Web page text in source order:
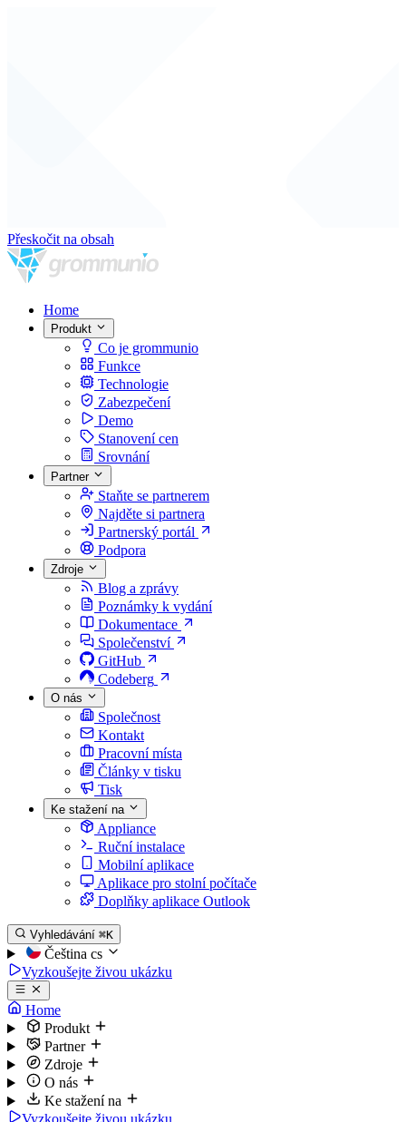
Přeskočit na obsah
Home
Produkt
Co je grommunio
Funkce
Technologie
Zabezpečení
Demo
Stanovení cen
Srovnání
Partner
Staňte se partnerem
Najděte si partnera
Partnerský portál
Podpora
Zdroje
Blog a zprávy
Poznámky k vydání
Dokumentace
Společenství
GitHub
Codeberg
O nás
Společnost
Kontakt
Pracovní místa
Články v tisku
Tisk
Ke stažení na
Appliance
Ruční instalace
Mobilní aplikace
Aplikace pro stolní počítače
Doplňky aplikace Outlook
Vyhledávání ⌘K
Čeština cs
Vyzkoušejte živou ukázku
Home
Produkt
Partner
Zdroje
O nás
Ke stažení na